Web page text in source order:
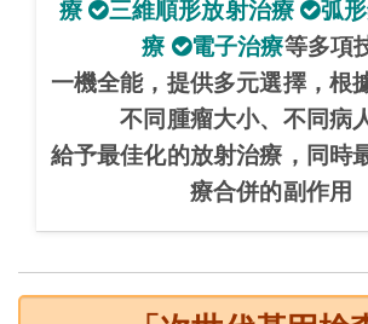
療
三維順形放射治療
弧
療
電子治療等多項
一機全能，提供多元選擇，根
不同腫瘤大小、不同病
給予最佳化的放射治療，同時
療合併的副作用